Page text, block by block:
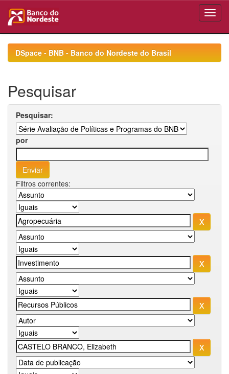
navigationDSpace - BNB - Banco do Nordeste do Brasil
Pesquisar
Pesquisar:
por
Filtros correntes: